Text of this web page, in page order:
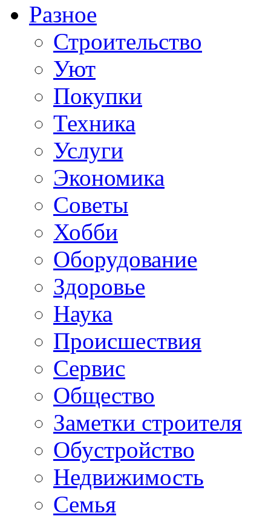
Разное
Строительство
Уют
Покупки
Техника
Услуги
Экономика
Советы
Хобби
Oборудование
Здоровье
Наука
Происшествия
Сервис
Общество
Заметки строителя
Обустройство
Недвижимость
Семья